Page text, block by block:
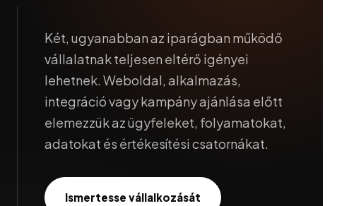
Két, ugyanabban az iparágban működő
vállalatnak teljesen eltérő igényei
lehetnek. Weboldal, alkalmazás,
integráció vagy kampány ajánlása előtt
elemezzük az ügyfeleket, folyamatokat,
adatokat és értékesítési csatornákat.
Ismertesse vállalkozását